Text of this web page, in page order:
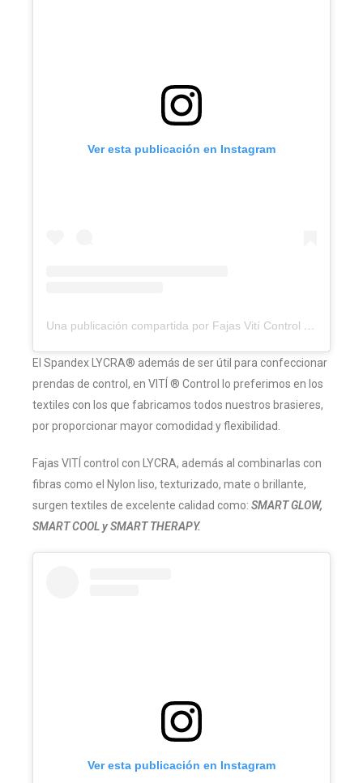
Ver esta publicación en Instagram
Una publicación compartida por Fajas Vití Control ®? (@viticontrol)
El Spandex LYCRA® además de ser útil para confeccionar
prendas de control, en VITÍ ® Control lo preferimos en los
textiles con los que fabricamos todos nuestros brasieres,
por proporcionar mayor comodidad y flexibilidad.
Fajas VITÍ control con LYCRA, además al combinarlas con
fibras como el Nylon liso, texturizado, mate o brillante,
surgen textiles de excelente calidad como: SMART GLOW,
SMART COOL y SMART THERAPY.
Ver esta publicación en Instagram